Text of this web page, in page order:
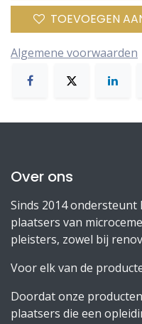
TOEVOEGEN
Algemene voorwaarden
Over ons
Sinds 2014
plaatsers van
pleisters, zowel bij
Voor elk van de
Doordat onze
plaatsers die een